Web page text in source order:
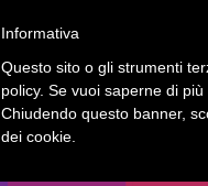
Informativa
Questo sito o gli strumenti
policy. Se vuoi saperne di
Chiudendo questo banner,
dei cookie.